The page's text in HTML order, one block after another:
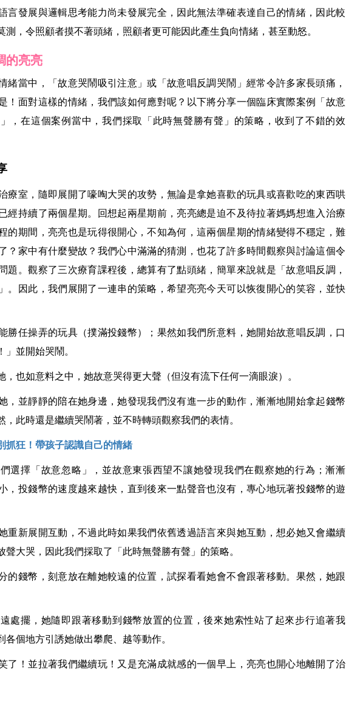
言發展與邏輯思考能力尚未發展完全，因此無法準確表達自己的情緒，因此較
測，令照顧者摸不著頭緒，照顧者更可能因此產生負向情緒，甚至動怒。
的亮亮
緒當中，「故意哭鬧吸引注意」或「故意唱反調哭鬧」經常令許多家長頭痛，
！面對這樣的情緒，我們該如何應對呢？以下將分享一個臨床實際案例「故意
，在這個案例當中，我們採取「此時無聲勝有聲」的策略，收到了不錯的效
療室，隨即展開了嚎啕大哭的攻勢，無論是拿她喜歡的玩具或喜歡吃的東西哄
經持續了兩個星期。回想起兩星期前，亮亮總是迫不及待拉著媽媽想進入治療
的期間，亮亮也是玩得很開心，不知為何，這兩個星期的情緒變得不穩定，難
？家中有什麼變故？我們心中滿滿的猜測，也花了許多時間觀察與討論這個令
題。觀察了三次療育課程後，總算有了點頭緒，簡單來說就是「故意唱反調，
。因此，我們展開了一連串的策略，希望亮亮今天可以恢復開心的笑容，並快
勝任操弄的玩具（撲滿投錢幣）；果然如我們所意料，她開始故意唱反調，口
並開始哭鬧。
，也如意料之中，她故意哭得更大聲（但沒有流下任何一滴眼淚）。
，並靜靜的陪在她身邊，她發現我們沒有進一步的動作，漸漸地開始拿起錢幣
，此時還是繼續哭鬧著，並不時轉頭觀察我們的表情。
抓狂！帶孩子認識自己的情緒
選擇「故意忽略」，並故意東張西望不讓她發現我們在觀察她的行為；漸漸
，投錢幣的速度越來越快，直到後來一點聲音也沒有，專心地玩著投錢幣的遊
重新展開互動，不過此時如果我們依舊透過語言來與她互動，想必她又會繼續
聲大哭，因此我們採取了「此時無聲勝有聲」的策略。
的錢幣，刻意放在離她較遠的位置，試探看看她會不會跟著移動。果然，她跟
處擺，她隨即跟著移動到錢幣放置的位置，後來她索性站了起來步行追著我
各個地方引誘她做出攀爬、越等動作。
了！並拉著我們繼續玩！又是充滿成就感的一個早上，亮亮也開心地離開了治